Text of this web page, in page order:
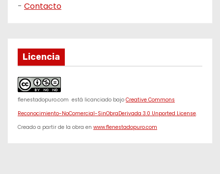
- Contacto
Licencia
f1enestadopuro.com está licanciado bajo Creative Commons
Reconocimiento-NoComercial-SinObraDerivada 3.0 Unported License.
Creado a partir de la obra en www.f1enestadopuro.com